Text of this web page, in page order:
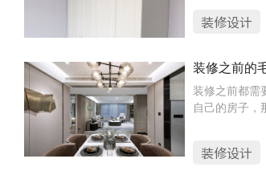
你会节省一
己的存款透支
装修真没什么
装修的好，还
割舍一些自己
没必要，且听
来。
装修设计
装修之前都需
自己的房子，
绍一下。 毛坯交房时如何验
装修设计